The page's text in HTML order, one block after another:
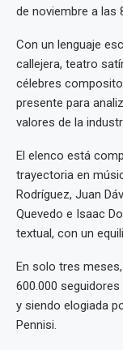
de noviembre a las
Con un lenguaje
callejera, teatro
célebres
presente para
valores de la
El elenco está
trayectoria en
Rodríguez, Juan
Quevedo e Isaac
textual, con un
En solo tres
600.000
y siendo elogiada
Pennisi.